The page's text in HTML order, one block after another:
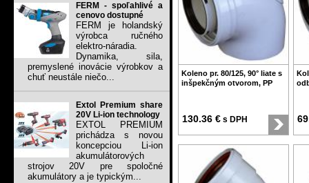
FERM - spoľahlivé a
cenovo dostupné
FERM je holandský
výrobca ručného
elektro-náradia.
Dynamika, sila,
premyslené inovácie výrobkov a
chuť neustále niečo...
Extol Premium share
20V Li-ion technology
EXTOL PREMIUM
prichádza s novou
koncepciou Li-ion
akumulátorových
strojov 20V pre spoločné
akumulátory a je typickým...
Koleno pr. 80/125, 90° liate s
inšpekčným otvorom, PP
130.36 € s DPH